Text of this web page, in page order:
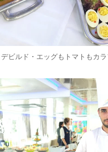
デビルド・エッグもトマトもカラ